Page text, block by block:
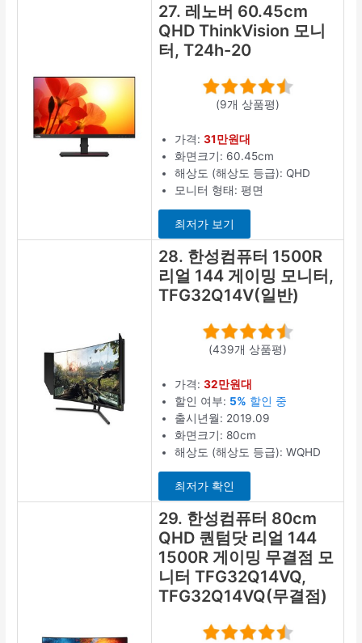
27. 레노버 60.45cm
QHD ThinkVision 모니
터, T24h-20
(9개 상품평)
가격:31만원대
화면크기: 60.45cm
해상도 (해상도 등급): QHD
모니터 형태: 평면
최저가 보기
28. 한성컴퓨터 1500R
리얼 144 게이밍 모니터,
TFG32Q14V(일반)
(439개 상품평)
가격:32만원대
할인 여부: 5% 할인 중
출시년월: 2019.09
화면크기: 80cm
해상도 (해상도 등급): WQHD
최저가 확인
29. 한성컴퓨터 80cm
QHD 퀀텀닷 리얼 144
1500R 게이밍 무결점 모
니터 TFG32Q14VQ,
TFG32Q14VQ(무결점)